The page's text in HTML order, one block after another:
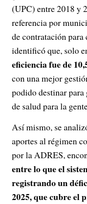
(UPC) entre 2018 y
referencia por
de contratación para
identificó que, solo
eficiencia fue de
con una mejor
podido destinar
de salud para la
Así mismo, se
aportes al régimen
por la ADRES,
entre lo que el
registrando un
2025, que cubre el